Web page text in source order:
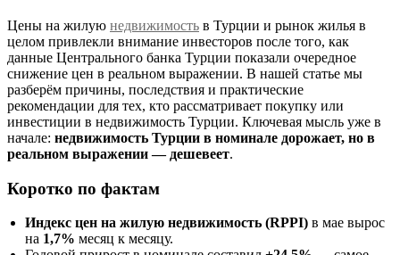
Цены на жилую недвижимость в Турции и рынок жилья в
целом привлекли внимание инвесторов после того, как
данные Центрального банка Турции показали очередное
снижение цен в реальном выражении. В нашей статье мы
разберём причины, последствия и практические
рекомендации для тех, кто рассматривает покупку или
инвестиции в недвижимость Турции. Ключевая мысль уже в
начале: недвижимость Турции в номинале дорожает, но в
реальном выражении — дешевеет.
Коротко по фактам
Индекс цен на жилую недвижимость (RPPI) в мае вырос
на 1,7% месяц к месяцу.